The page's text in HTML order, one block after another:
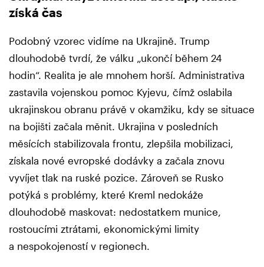
získá čas
Podobný vzorec vidíme na Ukrajině. Trump
dlouhodobě tvrdí, že válku „ukončí během 24
hodin“. Realita je ale mnohem horší. Administrativa
zastavila vojenskou pomoc Kyjevu, čímž oslabila
ukrajinskou obranu právě v okamžiku, kdy se situace
na bojišti začala měnit. Ukrajina v posledních
měsících stabilizovala frontu, zlepšila mobilizaci,
získala nové evropské dodávky a začala znovu
vyvíjet tlak na ruské pozice. Zároveň se Rusko
potýká s problémy, které Kreml nedokáže
dlouhodobě maskovat: nedostatkem munice,
rostoucími ztrátami, ekonomickými limity
a nespokojeností v regionech.